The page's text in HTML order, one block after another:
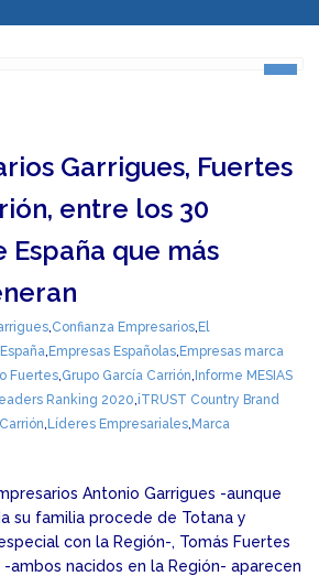
Garrigues, Fuertes
entre los 30
que más
,Confianza Empresarios, El
, Empresas Españolas, Empresas marca
Fuertes,Grupo García Carrión, Informe MESIAS
Ranking 2020,iTRUST Country Brand
, Líderes Empresariales, Marca
Antonio Garrigues -aunque
su familia procede de Totana y
con la Región-, Tomás Fuertes
-ambos nacidos en la Región- aparecen